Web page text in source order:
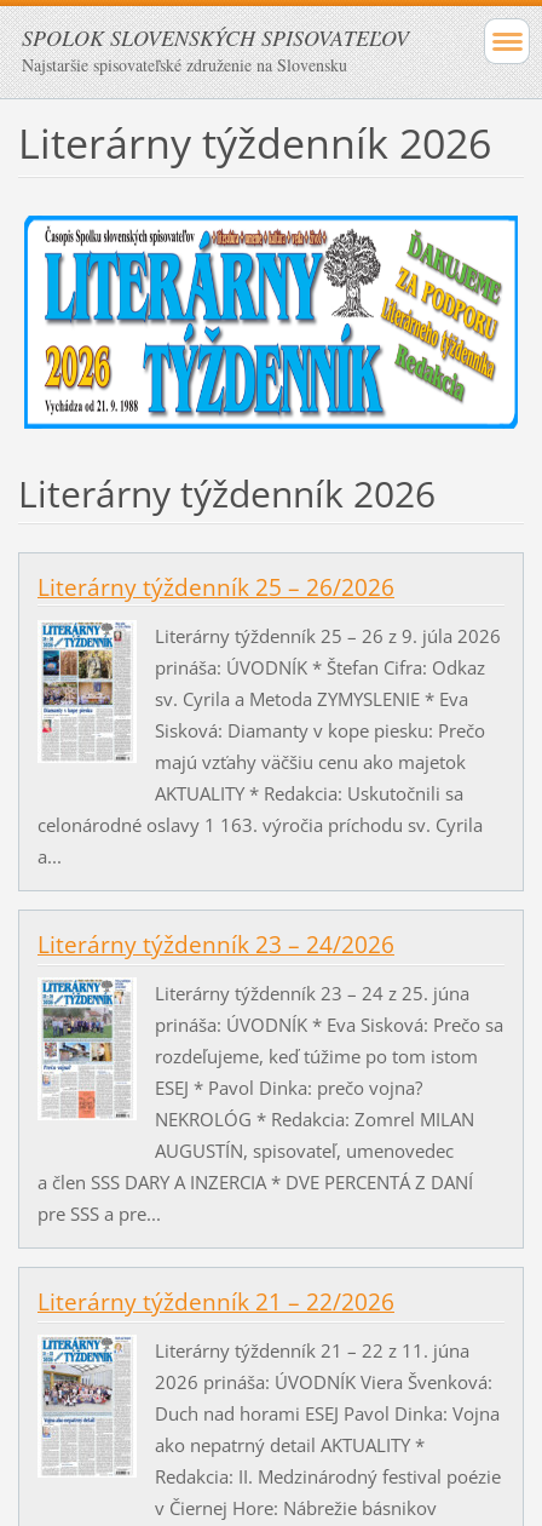
SPOLOK SLOVENSKÝCH SPISOVATEĽOV
Najstaršie spisovateľské združenie na Slovensku
Literárny týždenník 2026
Literárny týždenník 2026
Literárny týždenník 25 – 26/2026
Literárny týždenník 25 – 26 z 9. júla 2026
prináša: ÚVODNÍK * Štefan Cifra: Odkaz
sv. Cyrila a Metoda ZYMYSLENIE * Eva
Sisková: Diamanty v kope piesku: Prečo
majú vzťahy väčšiu cenu ako majetok
AKTUALITY * Redakcia: Uskutočnili sa
celonárodné oslavy 1 163. výročia príchodu sv. Cyrila
a...
Literárny týždenník 23 – 24/2026
Literárny týždenník 23 – 24 z 25. júna
prináša: ÚVODNÍK * Eva Sisková: Prečo sa
rozdeľujeme, keď túžime po tom istom
ESEJ * Pavol Dinka: prečo vojna?
NEKROLÓG * Redakcia: Zomrel MILAN
AUGUSTÍN, spisovateľ, umenovedec
a člen SSS DARY A INZERCIA * DVE PERCENTÁ Z DANÍ
pre SSS a pre...
Literárny týždenník 21 – 22/2026
Literárny týždenník 21 – 22 z 11. júna
2026 prináša: ÚVODNÍK Viera Švenková:
Duch nad horami ESEJ Pavol Dinka: Vojna
ako nepatrný detail AKTUALITY *
Redakcia: II. Medzinárodný festival poézie
v Čiernej Hore: Nábrežie básnikov